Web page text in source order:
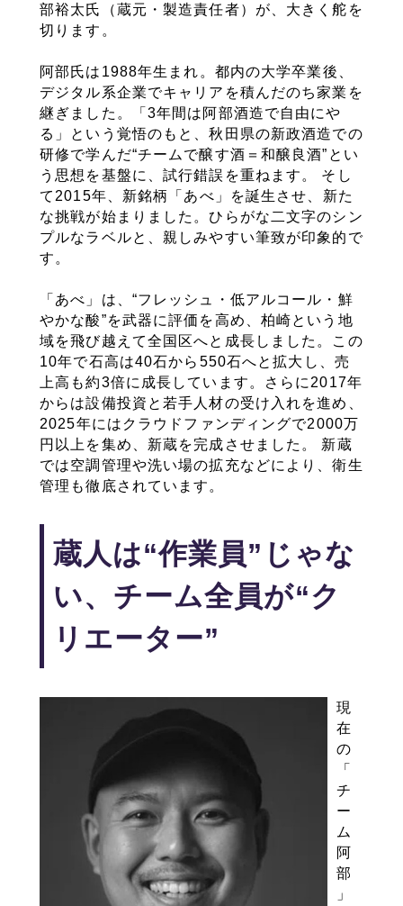
部裕太氏（蔵元・製造責任者）が、大きく舵を
切ります。
阿部氏は1988年生まれ。都内の大学卒業後、
デジタル系企業でキャリアを積んだのち家業を
継ぎました。「3年間は阿部酒造で自由にや
る」という覚悟のもと、秋田県の新政酒造での
研修で学んだ“チームで醸す酒＝和醸良酒”とい
う思想を基盤に、試行錯誤を重ねます。 そし
て2015年、新銘柄「あべ」を誕生させ、新た
な挑戦が始まりました。ひらがな二文字のシン
プルなラベルと、親しみやすい筆致が印象的で
す。
「あべ」は、“フレッシュ・低アルコール・鮮
やかな酸”を武器に評価を高め、柏崎という地
域を飛び越えて全国区へと成長しました。この
10年で石高は40石から550石へと拡大し、売
上高も約3倍に成長しています。さらに2017年
からは設備投資と若手人材の受け入れを進め、
2025年にはクラウドファンディングで2000万
円以上を集め、新蔵を完成させました。 新蔵
では空調管理や洗い場の拡充などにより、衛生
管理も徹底されています。
蔵人は“作業員”じゃな
い、チーム全員が“ク
リエーター”
現
在
の
「
チ
ー
ム
阿
部
」